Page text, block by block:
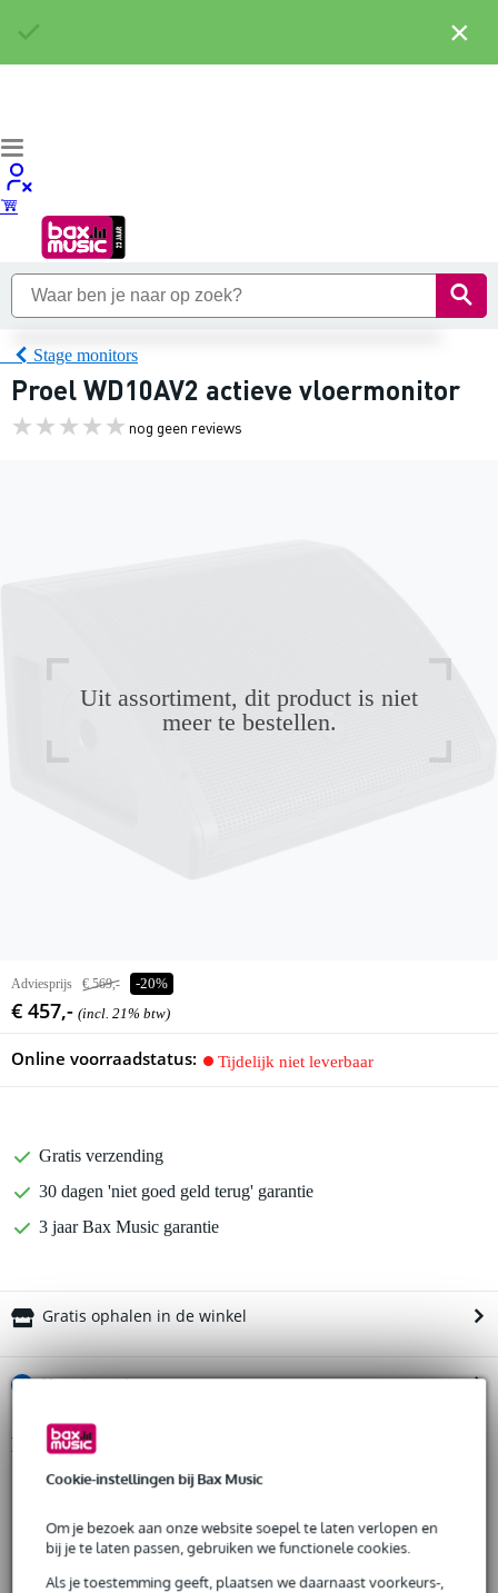
Cookie-instellingen bij Bax Music
Om je bezoek aan onze website soepel te laten verlopen en
bij je te laten passen, gebruiken we functionele cookies.
Als je toestemming geeft, plaatsen we daarnaast voorkeurs-,
Stage monitors
Proel WD10AV2 actieve vloermonitor
nog geen reviews
Uit assortiment, dit product is niet
meer te bestellen.
Adviesprijs € 569,- -20%
€ 457,- (incl. 21% btw)
Online voorraadstatus: Tijdelijk niet leverbaar
Gratis verzending
30 dagen 'niet goed geld terug' garantie
3 jaar Bax Music garantie
Gratis ophalen in de winkel
% Huur dit product
Huur dit product al vanaf 33 euro per maand
Huur meerdere producten tegelijk: min. € 300,- en max.
Al na 4 maanden maandelijks opzegbaar
De mogelijkheid om je product(en) met korting te kopen
Snelle vervanging door Bax Music bij een defect
Productinformatie
Proel WD10AV2
technische gegevens
woofer: 10 inch met 2 inch spreekspoel
tweeter: 1 inch compressie driver met 1 inch spreekspoel
×